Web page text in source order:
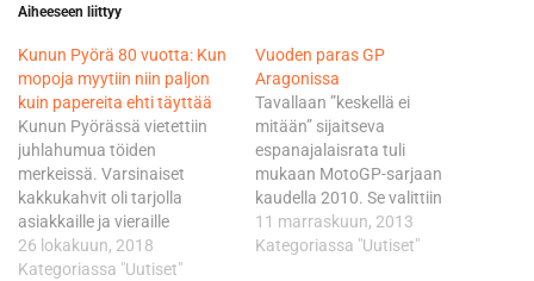
Aiheeseen liittyy
Kunun Pyörä 80 vuotta: Kun
mopoja myytiin niin paljon
kuin papereita ehti täyttää
Kunun Pyörässä vietettiin
juhlahumua töiden
merkeissä. Varsinaiset
kakkukahvit oli tarjolla
asiakkaille ja vieraille
maanantaina sekä tiistaina.
Onnittelijoita riitti runsaasti.
26 lokakuun, 2018
Kategoriassa "Uutiset"
Vuoden paras GP
Aragonissa
Tavallaan ”keskellä ei
mitään” sijaitseva
espanajalaisrata tuli
mukaan MotoGP-sarjaan
kaudella 2010. Se valittiin
silloin heti kättelyssä vuoden
parhaaksi GP:ksi. Vuonna
11 marraskuun, 2013
Kategoriassa "Uutiset"